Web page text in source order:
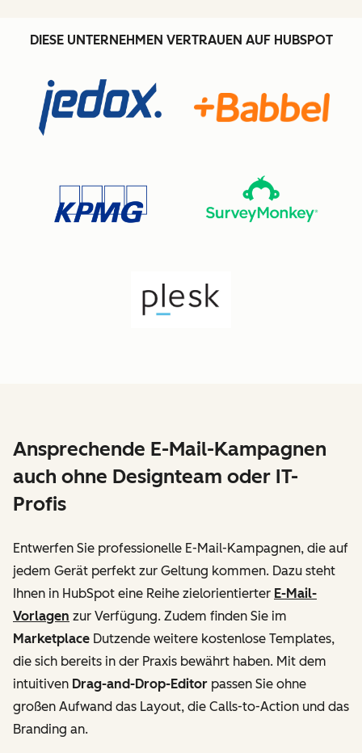
DIESE UNTERNEHMEN VERTRAUEN AUF HUBSPOT
Ansprechende E-Mail-Kampagnen
auch ohne Designteam oder IT-
Profis
Entwerfen Sie professionelle E-Mail-Kampagnen, die auf
jedem Gerät perfekt zur Geltung kommen. Dazu steht
Ihnen in HubSpot eine Reihe zielorientierter E-Mail-
Vorlagen zur Verfügung. Zudem finden Sie im
Marketplace Dutzende weitere kostenlose Templates,
die sich bereits in der Praxis bewährt haben. Mit dem
intuitiven Drag-and-Drop-Editor passen Sie ohne
großen Aufwand das Layout, die Calls-to-Action und das
Branding an.